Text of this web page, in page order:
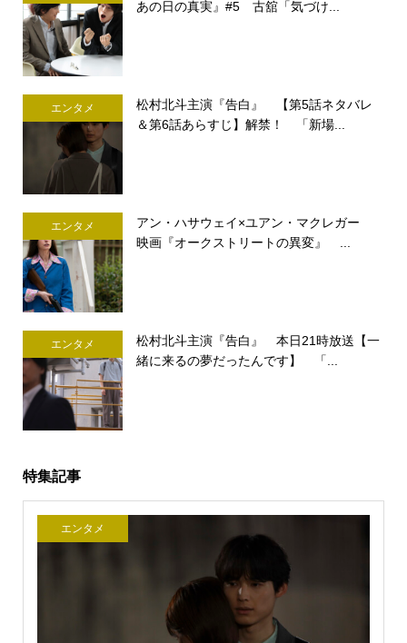
あの日の真実』#5 古舘「気づけ...
エンタメ
松村北斗主演『告白』 【第5話ネタバレ
＆第6話あらすじ】解禁！ 「新場...
エンタメ
アン・ハサウェイ×ユアン・マクレガー
映画『オークストリートの異変』 ...
エンタメ
松村北斗主演『告白』 本日21時放送【一
緒に来るの夢だったんです】 「...
特集記事
エンタメ